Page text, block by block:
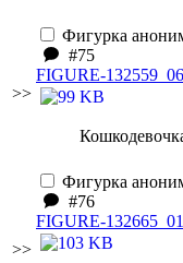
>>
Фигурка
#75
FIGURE-
>>
Фигурка
#76
FIGURE-